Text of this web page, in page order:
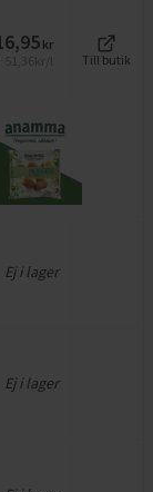
kr
Till butik
Ej i lager
Ej i lager